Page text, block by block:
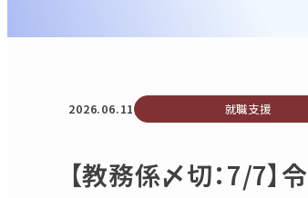
2026.06.11 就職支援
【教務係〆切：7/7